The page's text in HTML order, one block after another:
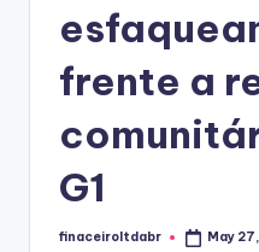
frente a
G1
Posted
finaceiroltdabr May